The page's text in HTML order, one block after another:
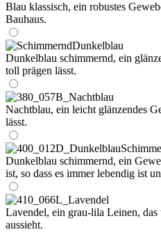
Blau klassisch, ein robustes
Bauhaus.
Dunkelblau schimmernd, ein
toll prägen lässt.
Nachtblau, ein leicht glänzendes
lässt.
Dunkelblau schimmernd, ein
ist, so dass es immer lebendig ist
Lavendel, ein grau-lila Leinen,
aussieht.